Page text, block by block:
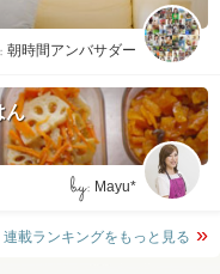
朝時間アンバサダー
ん
by: Mayu*
連載ランキングをもっと見る